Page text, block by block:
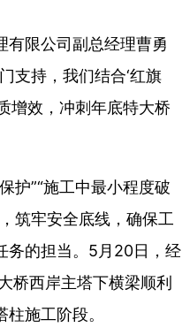
有限公司副总经理曹勇
支持，我们结合‘红旗
增效，冲刺年底特大桥
护”“施工中最小程度破
筑牢安全底线，确保工
务的担当。5月20日，经
桥西岸主塔下横梁顺利
施工阶段。